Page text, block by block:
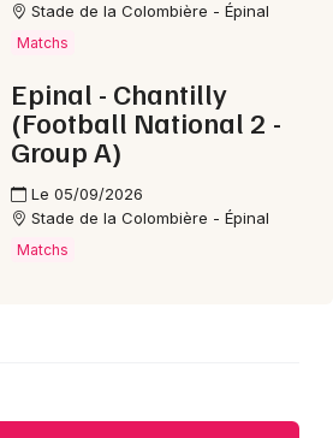
Stade de la Colombière - Épinal
Matchs
Epinal - Chantilly
(Football National 2 -
Group A)
Le 05/09/2026
Stade de la Colombière - Épinal
Matchs